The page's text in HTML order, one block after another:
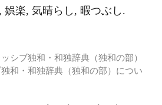
楽, 気晴らし, 暇つぶし.
シブ独和・和独辞典（独和の部）
和・和独辞典（独和の部）につい